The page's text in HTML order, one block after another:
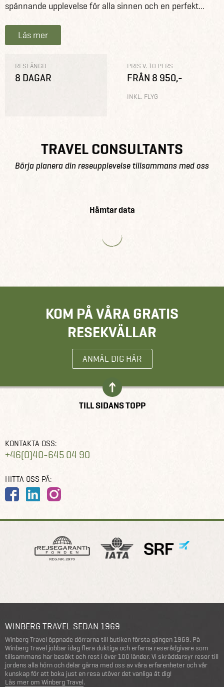
spännande upplevelse för alla sinnen och en perfekt...
Läs mer
RESLÄNGD
8 DAGAR
PRIS V. 10 PERS
FRÅN 8 950,-
INKL. FLYG
TRAVEL CONSULTANTS
Börja planera din reseupplevelse tillsammans med oss
Hämtar data
KOM PÅ VÅRA GRATIS
RESEKVÄLLAR
ANMÄL DIG HÄR
TILL SIDANS TOPP
KONTAKTA OSS:
+46(0)40-645 04 90
HITTA OSS PÅ:
WINBERG TRAVEL SEDAN 1969
Winberg Travel öppnade dörrarna till butiken första gången 1969. På
Winberg Travel jobbar idag flera duktiga och erfarna reserådgivare som
tillsammans har besökt och rest i över 100 länder. Vi skräddarsyr resor till
jordens alla hörn och delar gärna med oss av våra erfarenheter och vår
kunskap för att boka just en resa utöver det vanliga åt dig!
Läs mer om Winberg Travel.